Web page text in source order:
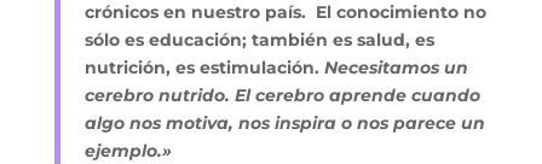
crónicos en nuestro país.  El conocimiento no
sólo es educación; también es salud, es
nutrición, es estimulación. Necesitamos un
cerebro nutrido. El cerebro aprende cuando
algo nos motiva, nos inspira o nos parece un
ejemplo.»